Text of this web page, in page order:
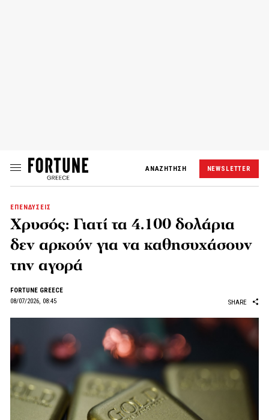
ΑΝΑΖΗΤΗΣΗ NEWSLETTER
ΕΠΕΝΔΥΣΕΙΣ
Χρυσός: Γιατί τα 4.100 δολάρια
δεν αρκούν για να καθησυχάσουν
την αγορά
FORTUNE GREECE
08/07/2026, 08:45
SHARE